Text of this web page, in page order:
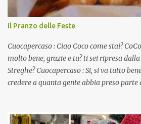
Il Pranzo delle Feste
Cuocapercaso : Ciao Coco come stai?
molto bene, grazie e tu? ti sei ripresa
Streghe? Cuocapercaso : Si, si va tutto
credere a quanta gente abbia preso parte
pranzo, racconta un po'! Perchè io avrò